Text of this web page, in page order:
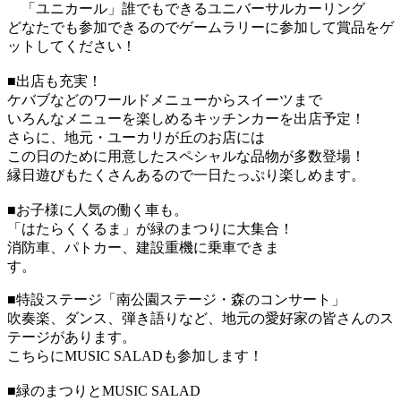
「ユニカール」誰でもできるユニバーサルカーリング
どなたでも参加できるのでゲームラリーに参加して賞品をゲ
ットしてください！
■出店も充実！
ケバブなどのワールドメニューからスイーツまで
いろんなメニューを楽しめるキッチンカーを出店予定！
さらに、地元・ユーカリが丘のお店には
この日のために用意したスペシャルな品物が多数登場！
縁日遊びもたくさんあるので一日たっぷり楽しめます。
■お子様に人気の働く車も。
「はたらくくるま」が緑のまつりに大集合！
消防車、パトカー、建設重機に乗車できま
す。
■特設ステージ「南公園ステージ・森のコンサート」
吹奏楽、ダンス、弾き語りなど、地元の愛好家の皆さんのス
テージがあります。
こちらにMUSIC SALADも参加します！
■緑のまつりとMUSIC SALAD